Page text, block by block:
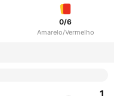
0/6
Amarelo/Vermelho
1